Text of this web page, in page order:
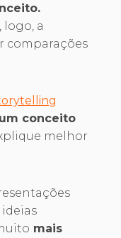
a
comparações
conceito
melhor
mais